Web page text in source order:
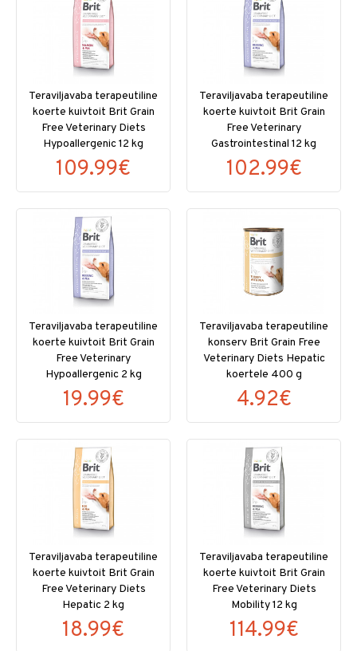
Teraviljavaba terapeutiline
koerte kuivtoit Brit Grain
Free Veterinary Diets
Hypoallergenic 12 kg
109.99€
Teraviljavaba terapeutiline
koerte kuivtoit Brit Grain
Free Veterinary
Gastrointestinal 12 kg
102.99€
Teraviljavaba terapeutiline
koerte kuivtoit Brit Grain
Free Veterinary
Hypoallergenic 2 kg
19.99€
Teraviljavaba terapeutiline
konserv Brit Grain Free
Veterinary Diets Hepatic
koertele 400 g
4.92€
Teraviljavaba terapeutiline
koerte kuivtoit Brit Grain
Free Veterinary Diets
Hepatic 2 kg
18.99€
Teraviljavaba terapeutiline
koerte kuivtoit Brit Grain
Free Veterinary Diets
Mobility 12 kg
114.99€